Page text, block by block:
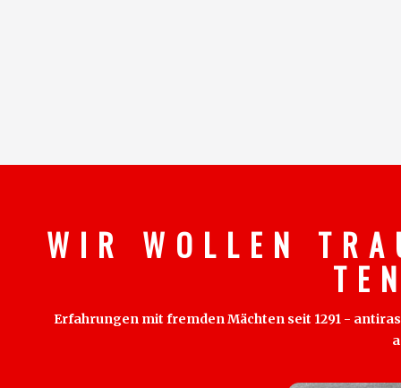
W I R W O L L E N T R
T E
Erfahrungen mit fremden Mächten seit 1291 -